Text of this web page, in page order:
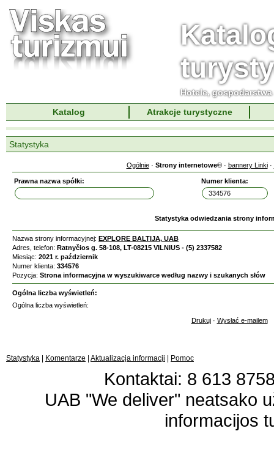
Hotele,
Katalog
Atrakcje turystyczne
Statystyka
Ogólnie· Strony internetowe©· bannery Linki·
Prawna nazwa spółki: Numer klienta:
Statystyka odwiedzania strony
Nazwa strony informacyjnej: EXPLORE BALTIJA, UAB
Adres, telefon: Ratnyčios g. 58-108, LT-08215 VILNIUS - (5) 2337582
Miesiąc: 2021 r. październik
Numer klienta: 334576
Pozycja: Strona informacyjna w wyszukiwarce według nazwy i szukanych słów
Ogólna liczba wyświetleń:
Ogólna liczba wyświetleń:
Drukuj· Wysłać e-mailem
Statystyka Komentarze Aktualizacja informacji Pomoc
Kontaktai: 8 613
UAB "We deliver" neatsako
informacijos